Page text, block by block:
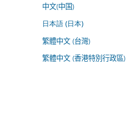
中文(中国)
日本語 (日本)
繁體中文 (台灣)
繁體中文 (香港特別行政區)